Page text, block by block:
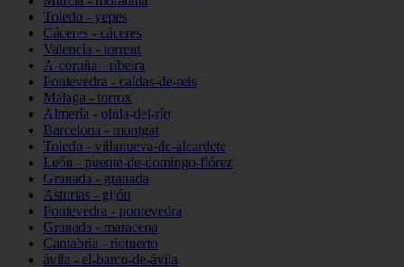
Toledo - yepes
Cáceres - cáceres
Valencia - torrent
A-coruña - ribeira
Pontevedra - caldas-de-reis
Málaga - torrox
Almería - olula-del-río
Barcelona - montgat
Toledo - villanueva-de-alcardete
León - puente-de-domingo-flórez
Granada - granada
Asturias - gijón
Pontevedra - pontevedra
Granada - maracena
Cantabria - riotuerto
ávila - el-barco-de-ávila